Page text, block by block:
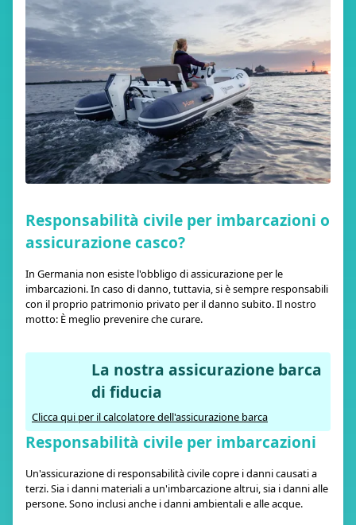
Responsabilità civile per imbarcazioni o
assicurazione casco?
In Germania non esiste l'obbligo di assicurazione per le
imbarcazioni. In caso di danno, tuttavia, si è sempre responsabili
con il proprio patrimonio privato per il danno subito. Il nostro
motto: È meglio prevenire che curare.
La nostra assicurazione barca
di fiducia
Clicca qui per il calcolatore dell'assicurazione barca
Responsabilità civile per imbarcazioni
Un'assicurazione di responsabilità civile copre i danni causati a
terzi. Sia i danni materiali a un'imbarcazione altrui, sia i danni alle
persone. Sono inclusi anche i danni ambientali e alle acque.